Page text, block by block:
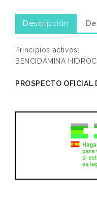
Descripción
Principios activos:
BENCIDAMINA
PROSPECTO OFICIAL